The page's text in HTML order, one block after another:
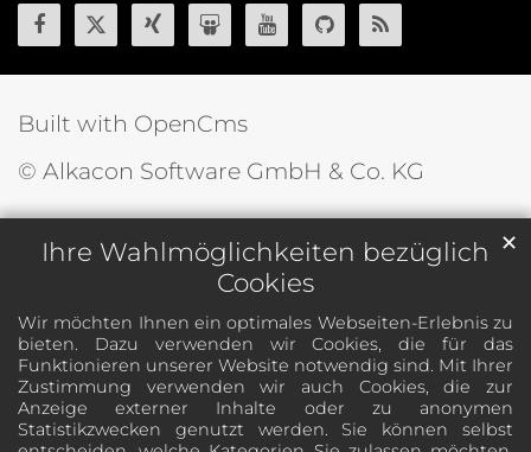
Ihre Wahlmöglichkeiten bezüglich
Cookies
Wir möchten Ihnen ein optimales Webseiten-Erlebnis zu
bieten. Dazu verwenden wir Cookies, die für das
Funktionieren unserer Website notwendig sind. Mit Ihrer
Zustimmung verwenden wir auch Cookies, die zur
Anzeige externer Inhalte oder zu anonymen
Statistikzwecken genutzt werden. Sie können selbst
✕
Built with OpenCms
© Alkacon Software GmbH & Co. KG